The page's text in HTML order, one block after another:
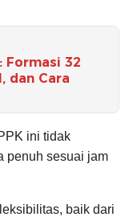
Formasi 32
dan Cara
ini tidak
penuh sesuai jam
baik dari